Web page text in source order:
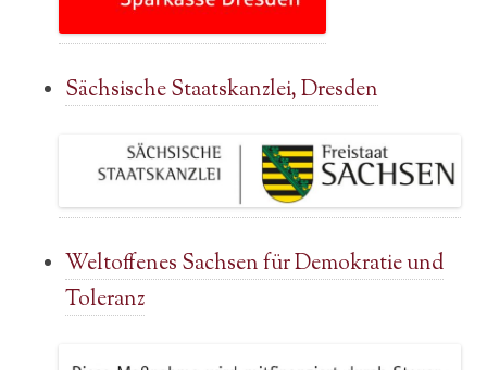
Sächsische Staatskanzlei, Dresden
Weltoffenes Sachsen für Demokratie und
Toleranz